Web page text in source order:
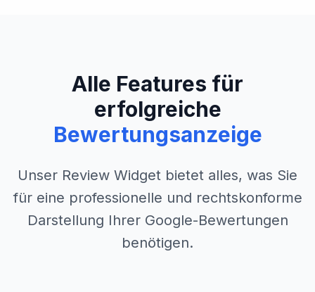
Alle Features für
erfolgreiche
Bewertungsanzeige
Unser Review Widget bietet alles, was Sie
für eine professionelle und rechtskonforme
Darstellung Ihrer Google-Bewertungen
benötigen.